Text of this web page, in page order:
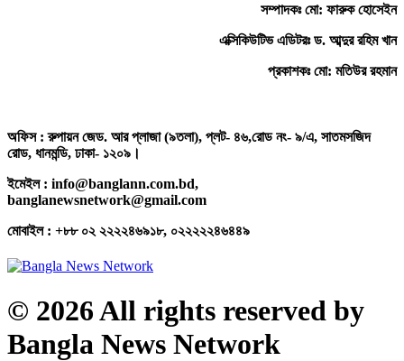
সম্পাদকঃ মো: ফারুক হোসেইন
এক্সিকিউটিভ এডিটরঃ ড. আব্দুর রহিম খান
প্রকাশকঃ মো: মতিউর রহমান
অফিস : রুপায়ন জেড. আর প্লাজা (৯তলা), প্লট- ৪৬,রোড নং- ৯/এ, সাতমসজিদ
রোড, ধানমন্ডি, ঢাকা- ১২০৯।
ইমেইল : info@banglann.com.bd,
banglanewsnetwork@gmail.com
মোবাইল : +৮৮ ০২ ২২২২৪৬৯১৮, ০২২২২২৪৬৪৪৯
© 2026 All rights reserved by
Bangla News Network